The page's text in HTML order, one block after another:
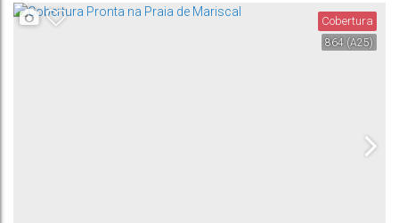
Suíte(s) Vaga(s) Distância do Mar
864 (A25)
Cobertura